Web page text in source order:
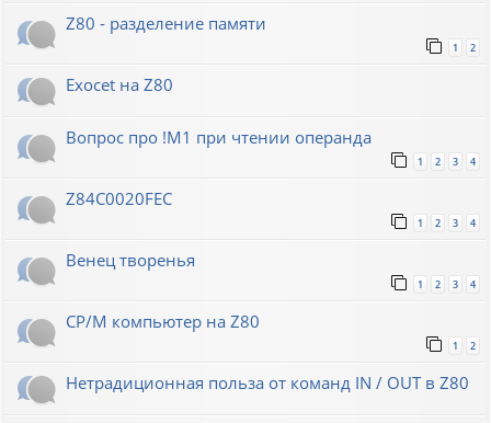
Z80 - разделение памяти
1 2
Exocet на Z80
Вопрос про !M1 при чтении операнда
1 2 3 4
Z84C0020FEC
1 2 3 4
Венец творенья
1 2 3 4
CP/M компьютер на Z80
1 2
Нетрадиционная польза от команд IN / OUT в Z80